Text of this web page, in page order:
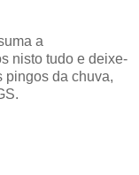
a
nisto tudo e deixe-
pingos da chuva,